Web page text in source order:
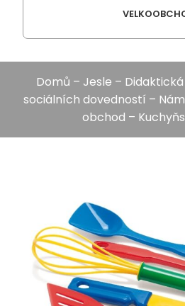
Domů – Jesle –
sociálních dovedností –
obchod –